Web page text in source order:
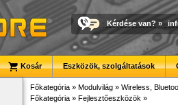
Kérdése van? »
Kosár Eszközök, szolgáltatások
Főkategória » Modulvilág » Wireless,
Főkategória » Fejlesztőeszközök »